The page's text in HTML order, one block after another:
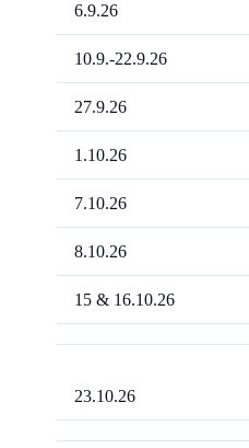
6.9.26
10.9.-22.9.26
27.9.26
1.10.26
7.10.26
8.10.26
15 & 16.10.26
23.10.26